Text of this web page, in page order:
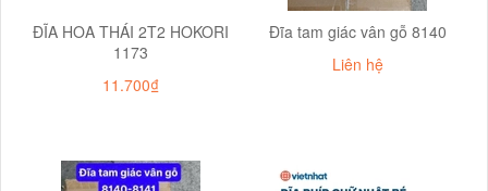
ĐĨA HOA THÁI 2T2 HOKORI
1173
11.700₫
Đĩa tam giác vân gỗ 8140
Liên hệ